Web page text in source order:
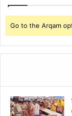
Go to the Arqam